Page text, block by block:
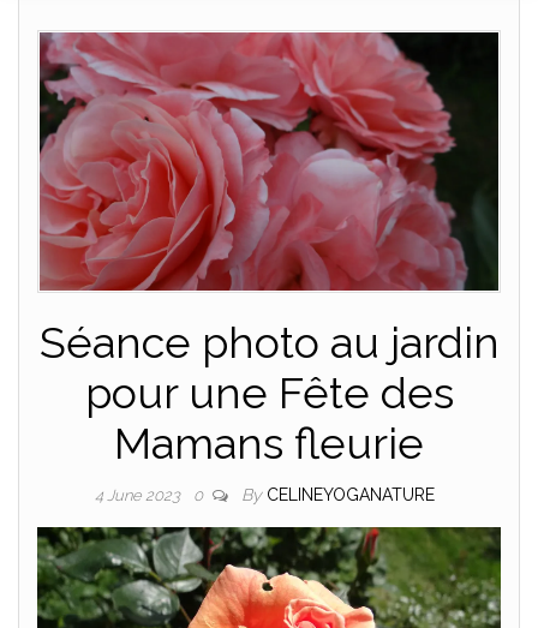
Séance photo au jardin
pour une Fête des
Mamans fleurie
4 June 2023 0 By CELINEYOGANATURE